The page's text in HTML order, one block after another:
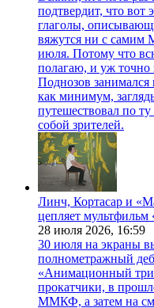
подтвердит, что вот
глаголы,
вяжутся ни с самим
июля. Потому что
полагаю, и уж точно
Поднозов
как минимум,
путешествовал по ту
собой зрителей.
Линч, Кортасар и
цепляет
28 июля 2026, 16:59
30 июля на экраны
полнометражный
«Анимационный
прокатчики, в
ММКФ, а затем на